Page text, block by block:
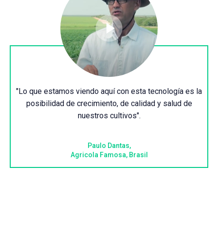
"Lo que estamos viendo aquí con esta tecnología es la
posibilidad de crecimiento, de calidad y salud de
nuestros cultivos".
Paulo Dantas,
Agricola Famosa, Brasil